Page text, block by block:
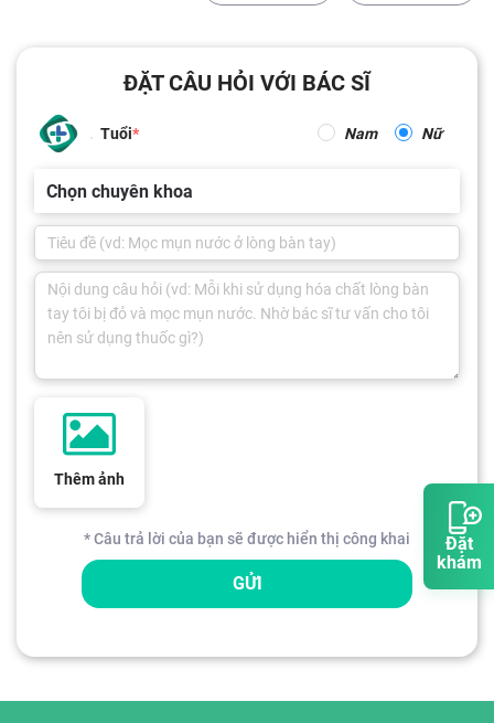
Đặt
khám
ĐẶT CÂU HỎI VỚI BÁC SĨ
Tuổi Nam Nữ
Chọn chuyên khoa
Thêm ảnh
* Câu trả lời của bạn sẽ được hiển thị công khai
GỬI